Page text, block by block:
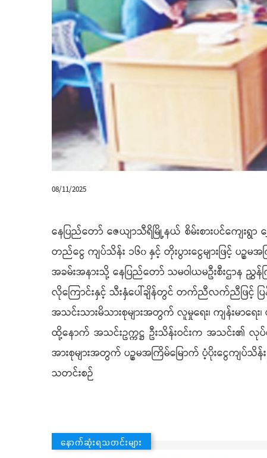
08/11/2025
နေပြည်တော် ဇေယျာသီရိမြို့နယ် စိမ်းစားပင်ကျေး
တည်ငွေ ကျပ်သိန်း ၁၆၀ နှင့် တိုးပွားငွေများဖြင့် ပဉ္စမ
အခမ်းအနားသို့ နေပြည်တော် သမဝါယမဦးစီးဌာန ညွှ
လိုကြောင်းနှင့် သီးနှံပေါ်ချိန်တွင် တက်ညီလက်ညီဖြင့် ပ
အသင်းသားမိသားစုများအတွက် လူမှုရေး၊ ကျန်းမာရေး
ထို့နောက် အသင်းဥက္ကဋ္ဌ ဦးသိန်းဝင်းက အသင်း၏ လုပ်င
အားစုများအတွက် ပဉ္စမအကြိမ်မြောက် ပံ့ပိုးငွေကျပ်သိ
သတင်းစဉ်
နောက်ဆုံးရသတင်းများ